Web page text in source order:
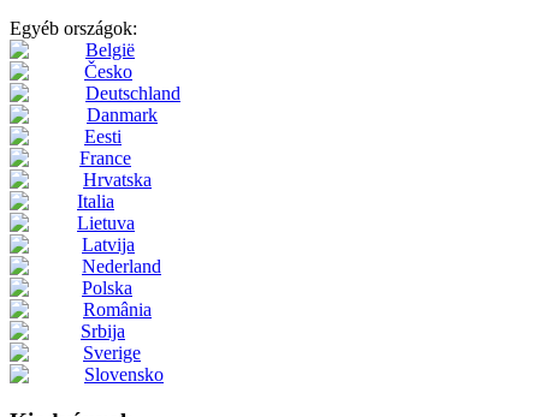
Egyéb országok:
België
Česko
Deutschland
Danmark
Eesti
France
Hrvatska
Italia
Lietuva
Latvija
Nederland
Polska
România
Srbija
Sverige
Slovensko